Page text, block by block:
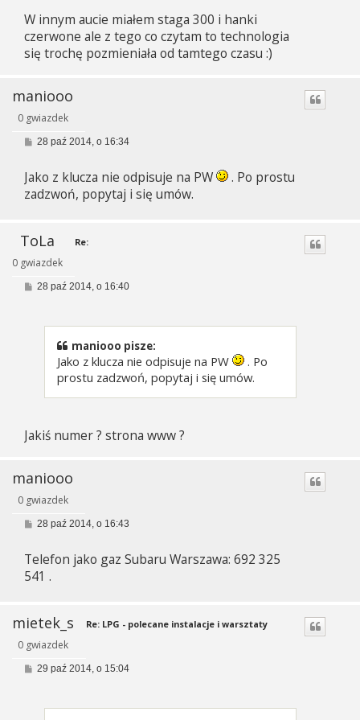
W innym aucie miałem staga 300 i hanki
czerwone ale z tego co czytam to technologia
się trochę pozmieniała od tamtego czasu :)
maniooo
0 gwiazdek
P
t
28 paź 2014, o 16:34
Jako z klucza nie odpisuje na PW
. Po prostu
zadzwoń, popytaj i się umów.
ToLa
0 gwiazdek
Re:
P28 paź 2014, o 16:40
maniooo pisze:
Jako z klucza nie odpisuje na PW
. Po
prostu zadzwoń, popytaj i się umów.
Jakiś numer ? strona www ?
maniooo
0 gwiazdek
P
t
28 paź 2014, o 16:43
Telefon jako gaz Subaru Warszawa: 692 325
541 .
mietek_s
0 gwiazdek
Re: LPG - polecane instalacje i warsztaty
P29 paź 2014, o 15:04